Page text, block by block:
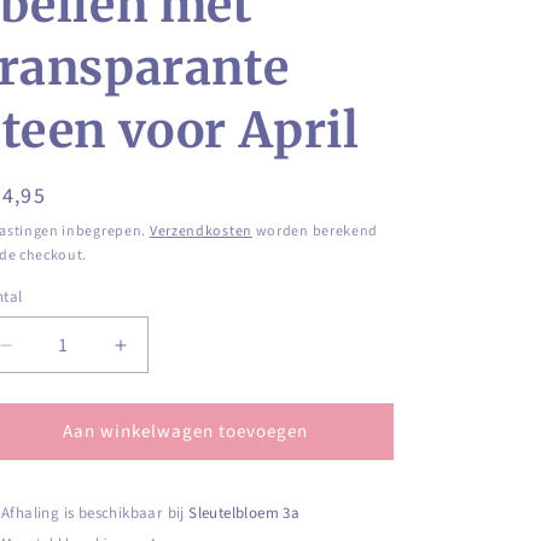
voor April
inbegrepen. Verzendkosten worden berekend
checkout.
Aantal
verlagen
voor
Goudkleurige
geboortesteenoorbellen
transparante
steen
Aantal
verhogen
voor
Goudkleurige
geboortesteenoorbellen
transparante
steen
Aan winkelwagen toevoegen
Afhaling is beschikbaar bijSleutelbloem 3a